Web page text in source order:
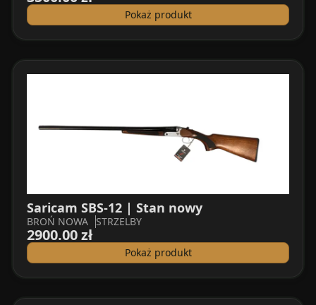
Pokaż produkt
Saricam SBS-12 | Stan nowy
BROŃ NOWA STRZELBY
2900.00 zł
Pokaż produkt